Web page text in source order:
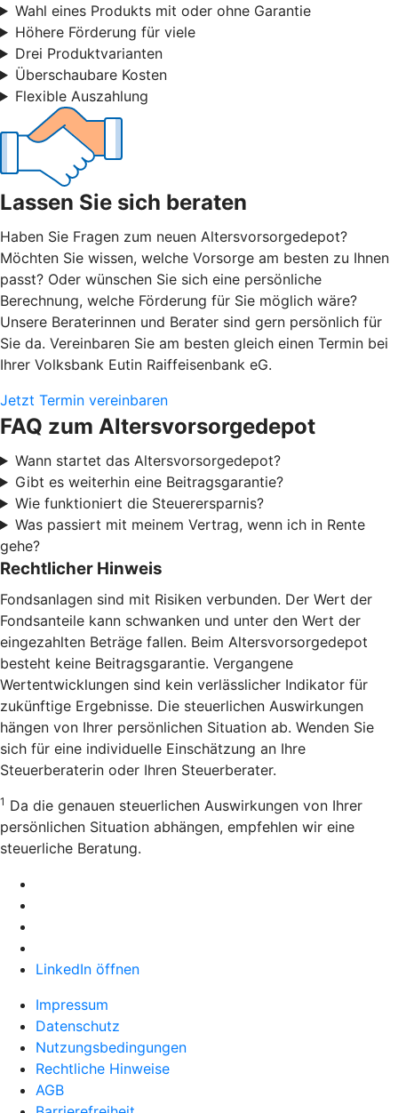
Wahl eines Produkts mit oder ohne Garantie
Höhere Förderung für viele
Drei Produktvarianten
Überschaubare Kosten
Flexible Auszahlung
Lassen Sie sich beraten
Haben Sie Fragen zum neuen Altersvorsorgedepot?
Möchten Sie wissen, welche Vorsorge am besten zu Ihnen
passt? Oder wünschen Sie sich eine persönliche
Berechnung, welche Förderung für Sie möglich wäre?
Unsere Beraterinnen und Berater sind gern persönlich für
Sie da. Vereinbaren Sie am besten gleich einen Termin bei
Ihrer Volksbank Eutin Raiffeisenbank eG.
Jetzt Termin vereinbaren
FAQ zum Altersvorsorgedepot
Wann startet das Altersvorsorgedepot?
Gibt es weiterhin eine Beitragsgarantie?
Wie funktioniert die Steuerersparnis?
Was passiert mit meinem Vertrag, wenn ich in Rente
gehe?
Rechtlicher Hinweis
Fondsanlagen sind mit Risiken verbunden. Der Wert der
Fondsanteile kann schwanken und unter den Wert der
eingezahlten Beträge fallen. Beim Altersvorsorgedepot
besteht keine Beitragsgarantie. Vergangene
Wertentwicklungen sind kein verlässlicher Indikator für
zukünftige Ergebnisse. Die steuerlichen Auswirkungen
hängen von Ihrer persönlichen Situation ab. Wenden Sie
sich für eine individuelle Einschätzung an Ihre
Steuerberaterin oder Ihren Steuerberater.
1 Da die genauen steuerlichen Auswirkungen von Ihrer
persönlichen Situation abhängen, empfehlen wir eine
steuerliche Beratung.
LinkedIn öffnen
Impressum
Datenschutz
Nutzungsbedingungen
Rechtliche Hinweise
AGB